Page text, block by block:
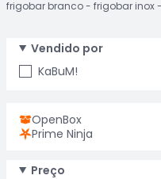
 Ativar tradutor em libras
frigobar branco
frigobar inox
Vendido por
KaBuM!
OpenBox
Prime Ninja
Preço